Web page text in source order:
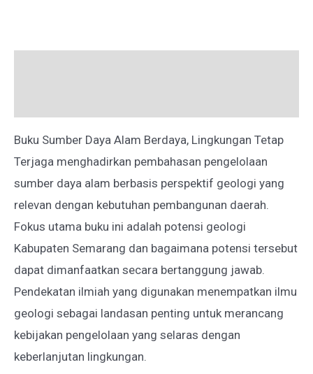
TETAP
Buku Sumber Daya Alam Berdaya, Lingkungan Tetap
Terjaga menghadirkan pembahasan pengelolaan
sumber daya alam berbasis perspektif geologi yang
relevan dengan kebutuhan pembangunan daerah.
Fokus utama buku ini adalah potensi geologi
Kabupaten Semarang dan bagaimana potensi tersebut
dapat dimanfaatkan secara bertanggung jawab.
Pendekatan ilmiah yang digunakan menempatkan ilmu
geologi sebagai landasan penting untuk merancang
kebijakan pengelolaan yang selaras dengan
keberlanjutan lingkungan.